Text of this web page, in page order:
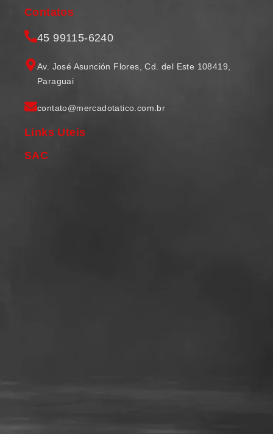
Contatos
45 99115-6240
Av. José Asunción Flores, Cd. del Este 108419,
Paraguai
contato@mercadotatico.com.br
Links Uteis
SAC